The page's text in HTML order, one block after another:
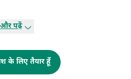
के साथ उतार-चढ़ाव होता है (ब्याज दर का
होतेहैं, अर्थात उन अंतर्निहित
से नियमित भुगतान प्राप्त नहीं होने का
है ।
और पढ़ें
के लिए तैयार हूँ